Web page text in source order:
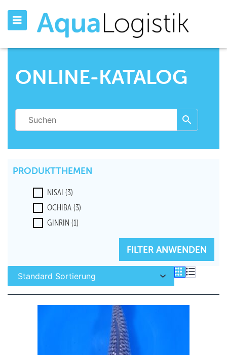
ONLINE-KATALOG
PRODUKTTHEMEN
NISAI (3)
OCHIBA (3)
GINRIN (1)
FILTER ANWENDEN